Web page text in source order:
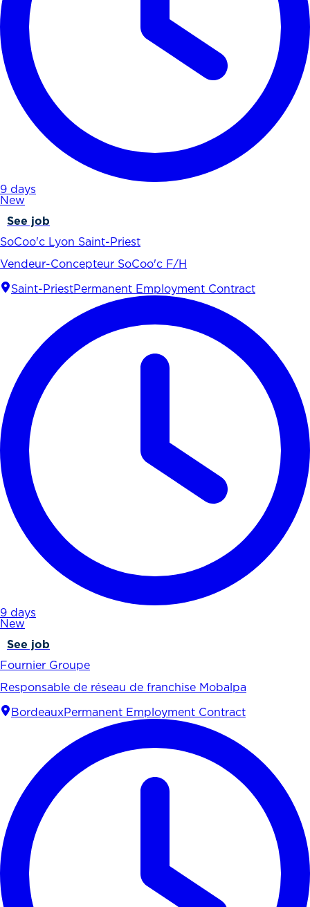
9 days
New
See job
SoCoo'c Lyon Saint-Priest
Vendeur-Concepteur SoCoo'c F/H
Saint-PriestPermanent Employment Contract
9 days
New
See job
Fournier Groupe
Responsable de réseau de franchise Mobalpa
BordeauxPermanent Employment Contract